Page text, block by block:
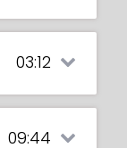
03:12
09:44